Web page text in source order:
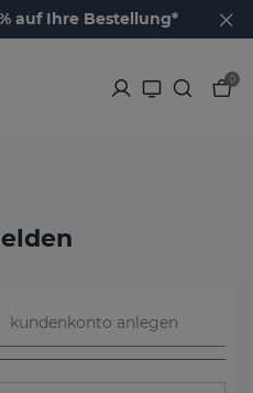
auf Ihre Bestellung*
0
kundenkonto anlegen